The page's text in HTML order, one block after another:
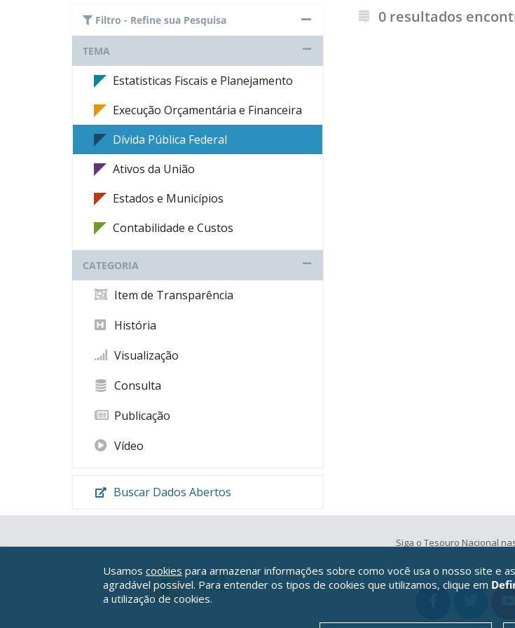
Filtro - Refine sua Pesquisa
TEMA
Estatisticas Fiscais e Planejamento
Execução Orçamentária e Financeira
Dívida Pública Federal
Ativos da União
Estados e Municípios
Contabilidade e Custos
CATEGORIA
Item de Transparência
História
Visualização
Consulta
Publicação
Vídeo
Buscar Dados Abertos
0 resultados
Siga o Tesouro Nacional
Usamos cookies para armazenar informações sobre como você usa o nosso site e
agradável possível. Para entender os tipos de cookies que utilizamos, clique em
a utilização de cookies.